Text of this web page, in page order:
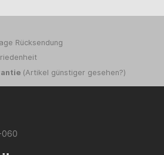
Rücksendung
(Artikel günstiger gesehen?)
060